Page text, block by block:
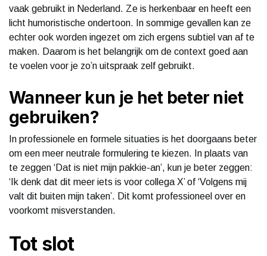
vaak gebruikt in Nederland. Ze is herkenbaar en heeft een
licht humoristische ondertoon. In sommige gevallen kan ze
echter ook worden ingezet om zich ergens subtiel van af te
maken. Daarom is het belangrijk om de context goed aan
te voelen voor je zo’n uitspraak zelf gebruikt.
Wanneer kun je het beter niet
gebruiken?
In professionele en formele situaties is het doorgaans beter
om een meer neutrale formulering te kiezen. In plaats van
te zeggen ‘Dat is niet mijn pakkie-an’, kun je beter zeggen:
‘Ik denk dat dit meer iets is voor collega X’ of ‘Volgens mij
valt dit buiten mijn taken’. Dit komt professioneel over en
voorkomt misverstanden.
Tot slot